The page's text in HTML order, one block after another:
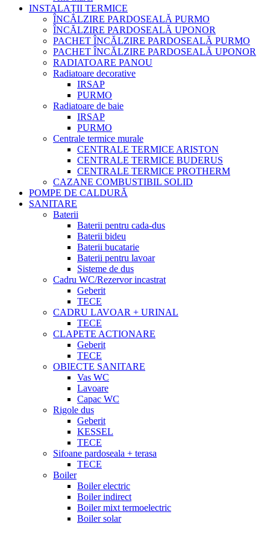
INSTALAȚII TERMICE
ÎNCĂLZIRE PARDOSEALĂ PURMO
ÎNCĂLZIRE PARDOSEALĂ UPONOR
PACHET ÎNCĂLZIRE PARDOSEALĂ PURMO
PACHET ÎNCĂLZIRE PARDOSEALĂ UPONOR
RADIATOARE PANOU
Radiatoare decorative
IRSAP
PURMO
Radiatoare de baie
IRSAP
PURMO
Centrale termice murale
CENTRALE TERMICE ARISTON
CENTRALE TERMICE BUDERUS
CENTRALE TERMICE PROTHERM
CAZANE COMBUSTIBIL SOLID
POMPE DE CALDURĂ
SANITARE
Baterii
Baterii pentru cada-dus
Baterii bideu
Baterii bucatarie
Baterii pentru lavoar
Sisteme de dus
Cadru WC/Rezervor incastrat
Geberit
TECE
CADRU LAVOAR + URINAL
TECE
CLAPETE ACTIONARE
Geberit
TECE
OBIECTE SANITARE
Vas WC
Lavoare
Capac WC
Rigole dus
Geberit
KESSEL
TECE
Sifoane pardoseala + terasa
TECE
Boiler
Boiler electric
Boiler indirect
Boiler mixt termoelectric
Boiler solar